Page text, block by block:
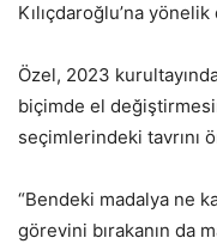
Kılıçdaroğlu’na
Özel, 2023
biçimde el
seçimlerindeki tavrını
“Bendeki madalya ne
görevini bırakanın da